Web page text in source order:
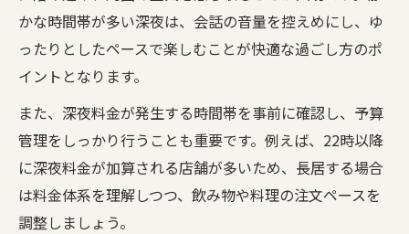
かな時間帯が多い深夜は、会話の音量を控えめにし、ゆ
ったりとしたペースで楽しむことが快適な過ごし方のポ
イントとなります。
また、深夜料金が発生する時間帯を事前に確認し、予算
管理をしっかり行うことも重要です。例えば、22時以降
に深夜料金が加算される店舗が多いため、長居する場合
は料金体系を理解しつつ、飲み物や料理の注文ペースを
調整しましょう。